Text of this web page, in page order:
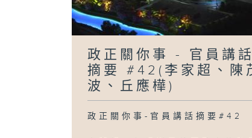
政正關你事 - 官員講話
摘要 #42(李家超、陳
波、丘應樺)
政正關你事-官員講話摘要#42